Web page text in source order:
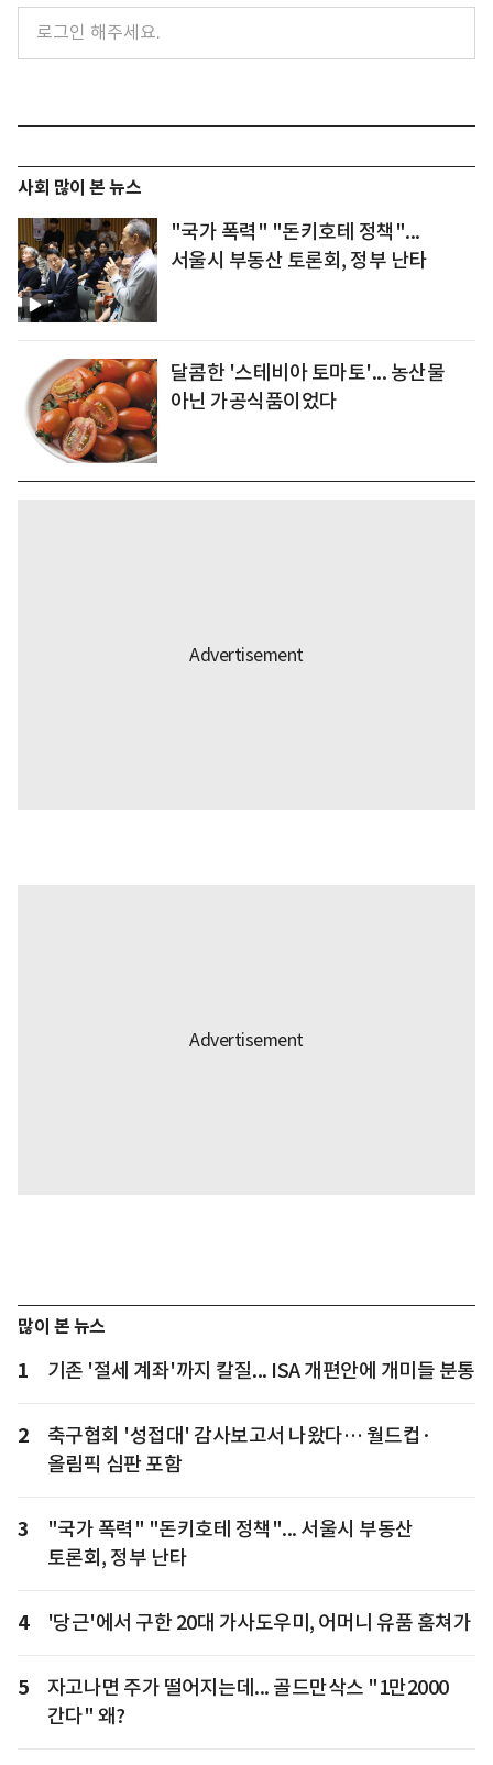
사회 많이 본 뉴스
"국가 폭력" "돈키호테 정책"...
서울시 부동산 토론회, 정부 난타
달콤한 '스테비아 토마토'... 농산물
아닌 가공식품이었다
많이 본 뉴스
1 기존 '절세 계좌'까지 칼질... ISA 개편안에 개미들 분통
2
축구협회 '성접대' 감사보고서 나왔다… 월드컵·
올림픽 심판 포함
3
"국가 폭력" "돈키호테 정책"... 서울시 부동산
토론회, 정부 난타
4 '당근'에서 구한 20대 가사도우미, 어머니 유품 훔쳐가
5
자고나면 주가 떨어지는데... 골드만삭스 "1만2000
간다" 왜?